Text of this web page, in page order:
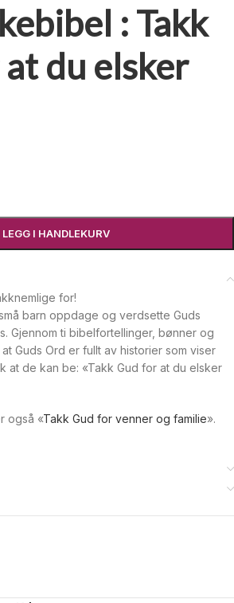
: Takk
du elsker
LEGG I HANDLEKURV
for!
barn oppdage og verdsette Guds
Gjennom ti bibelfortellinger, bønner og
Guds Ord er fullt av historier som viser
at de kan be: «Takk Gud for at du elsker
også «Takk Gud for venner og familie».